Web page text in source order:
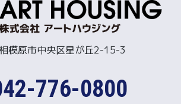
模原市中央区星が丘2-15-3
776-0800